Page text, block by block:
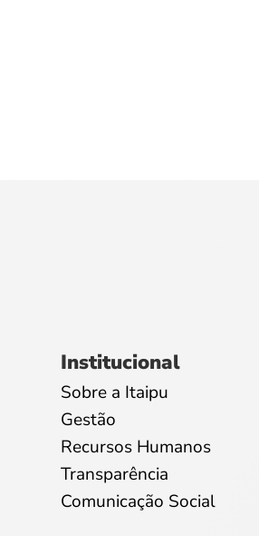
Institucional
Sobre a Itaipu
Gestão
Recursos Humanos
Transparência
Comunicação Social